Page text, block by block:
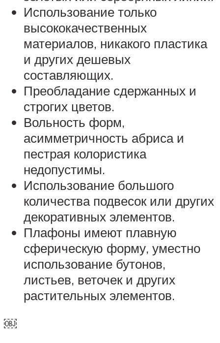
Использование только
высококачественных
материалов, никакого пластика
и других дешевых
составляющих.
Преобладание сдержанных и
строгих цветов.
Вольность форм,
асимметричность абриса и
пестрая колористика
недопустимы.
Использование большого
количества подвесок или других
декоративных элементов.
Плафоны имеют плавную
сферическую форму, уместно
использование бутонов,
листьев, веточек и других
растительных элементов.
￼